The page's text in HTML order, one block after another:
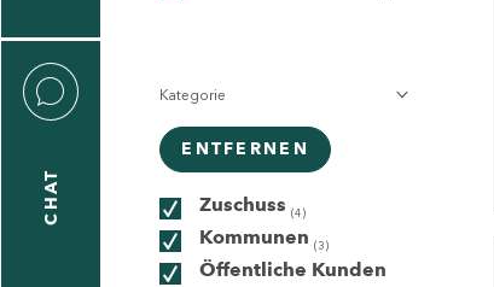
CHAT
Kategorie
ENTFERNEN
Zuschuss (4)
Kommunen (3)
Öffentliche Kunden